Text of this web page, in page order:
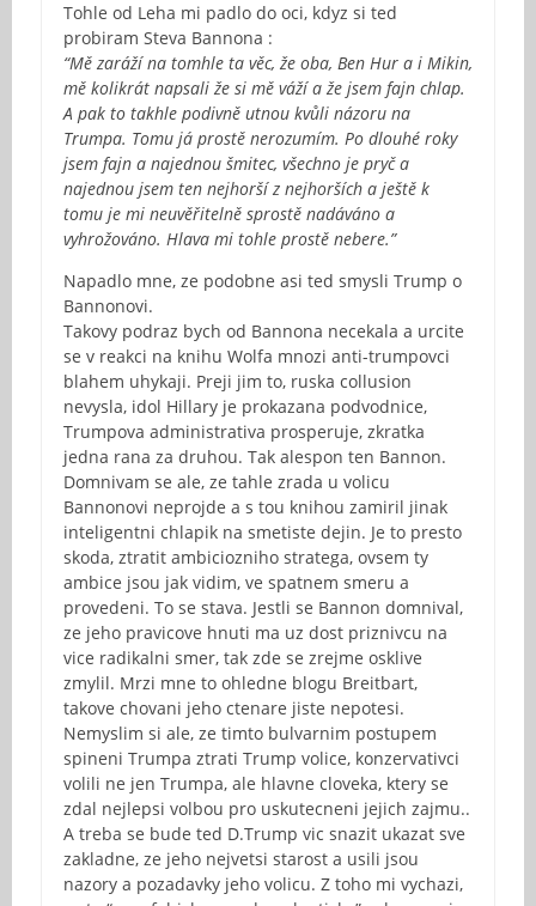
Tohle od Leha mi padlo do oci, kdyz si ted
probiram Steva Bannona :
“Mě zaráží na tomhle ta věc, že oba, Ben Hur a i Mikin,
mě kolikrát napsali že si mě váží a že jsem fajn chlap.
A pak to takhle podivně utnou kvůli názoru na
Trumpa. Tomu já prostě nerozumím. Po dlouhé roky
jsem fajn a najednou šmitec, všechno je pryč a
najednou jsem ten nejhorší z nejhorších a ještě k
tomu je mi neuvěřitelně sprostě nadáváno a
vyhrožováno. Hlava mi tohle prostě nebere.”
Napadlo mne, ze podobne asi ted smysli Trump o
Bannonovi.
Takovy podraz bych od Bannona necekala a urcite
se v reakci na knihu Wolfa mnozi anti-trumpovci
blahem uhykaji. Preji jim to, ruska collusion
nevysla, idol Hillary je prokazana podvodnice,
Trumpova administrativa prosperuje, zkratka
jedna rana za druhou. Tak alespon ten Bannon.
Domnivam se ale, ze tahle zrada u volicu
Bannonovi neprojde a s tou knihou zamiril jinak
inteligentni chlapik na smetiste dejin. Je to presto
skoda, ztratit ambiciozniho stratega, ovsem ty
ambice jsou jak vidim, ve spatnem smeru a
provedeni. To se stava. Jestli se Bannon domnival,
ze jeho pravicove hnuti ma uz dost priznivcu na
vice radikalni smer, tak zde se zrejme osklive
zmylil. Mrzi mne to ohledne blogu Breitbart,
takove chovani jeho ctenare jiste nepotesi.
Nemyslim si ale, ze timto bulvarnim postupem
spineni Trumpa ztrati Trump volice, konzervativci
volili ne jen Trumpa, ale hlavne cloveka, ktery se
zdal nejlepsi volbou pro uskutecneni jejich zajmu..
A treba se bude ted D.Trump vic snazit ukazat sve
zakladne, ze jeho nejvetsi starost a usili jsou
nazory a pozadavky jeho volicu. Z toho mi vychazi,